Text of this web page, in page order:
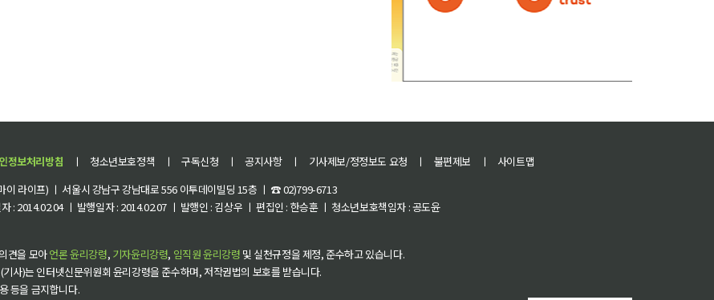
정보처리방침 ㅣ 청소년보호정책 ㅣ 구독신청 ㅣ 공지사항 ㅣ 기사제보/정정보도 요청 ㅣ 불편제보 ㅣ
사이트맵
이 라이프) ㅣ 서울시 강남구 강남대로 556 이투데이빌딩 15층 ㅣ ☎ 02)799-6713
: 2014.02.04 ㅣ 발행일자 : 2014.02.07 ㅣ 발행인 : 김상우 ㅣ 편집인 : 한승훈 ㅣ 청소년보호책임자 : 공도윤
견을 모아언론 윤리강령, 기자윤리강령, 임직원 윤리강령 및 실천규정을 제정, 준수하고 있습니다.
사)는 인터넷신문위원회 윤리강령을 준수하며, 저작권법의 보호를 받습니다.
등을 금지합니다.